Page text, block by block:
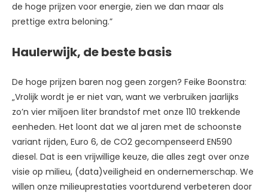
de hoge prijzen voor energie, zien we dan maar als
prettige extra beloning.”
Haulerwijk, de beste basis
De hoge prijzen baren nog geen zorgen? Feike Boonstra:
„Vrolijk wordt je er niet van, want we verbruiken jaarlijks
zo’n vier miljoen liter brandstof met onze 110 trekkende
eenheden. Het loont dat we al jaren met de schoonste
variant rijden, Euro 6, de CO2 gecompenseerd EN590
diesel. Dat is een vrijwillige keuze, die alles zegt over onze
visie op milieu, (data)veiligheid en ondernemerschap. We
willen onze milieuprestaties voortdurend verbeteren door